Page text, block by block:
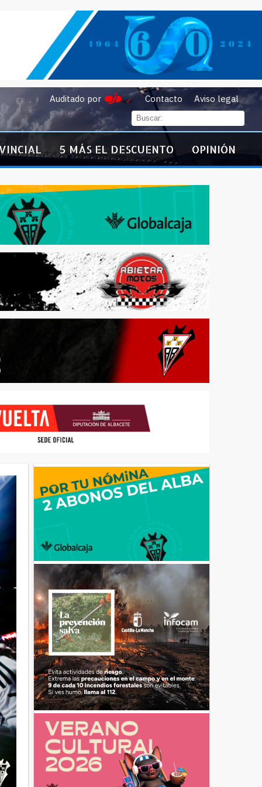
Auditado por Contacto Aviso legal
5 MÁS EL DESCUENTO OPINIÓN